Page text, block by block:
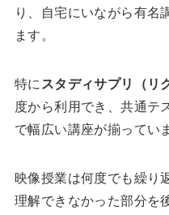
り、自宅にいながら有名
ます。
特にスタディサプリ（リ
度から利用でき、共通テ
で幅広い講座が揃ってい
映像授業は何度でも繰り
理解できなかった部分を